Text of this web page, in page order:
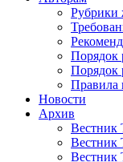
Рубрики
Порядок
Порядок
Правила
Новости
Архив
Вестник